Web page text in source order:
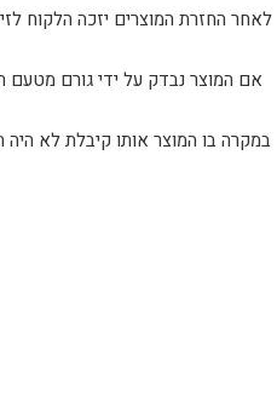
לאחר החזרת המוצרים יזכה הלקוח
אם המוצר נבדק על ידי גורם